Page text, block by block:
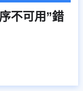
不可用”錯